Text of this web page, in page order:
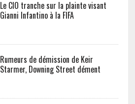
Le CIO tranche sur la plainte visant
Gianni Infantino à la FIFA
Rumeurs de démission de Keir
Starmer, Downing Street dément